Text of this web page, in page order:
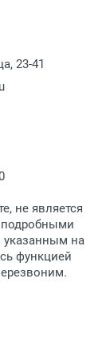
на пункте
счет.
15:00, в
корпус 1,
35.
в пункт
с
себе
течение 3
на
хранение
23-41
не является
указанным на
функцией